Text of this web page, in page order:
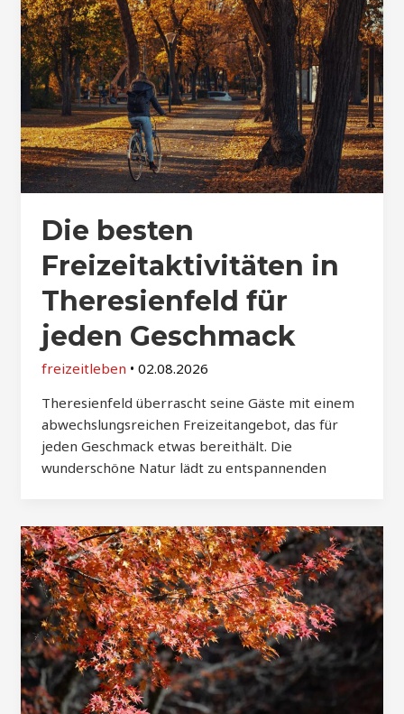
Die besten
Freizeitaktivitäten in
Theresienfeld für
jeden Geschmack
freizeitleben • 02.08.2026
Theresienfeld überrascht seine Gäste mit einem
abwechslungsreichen Freizeitangebot, das für
jeden Geschmack etwas bereithält. Die
wunderschöne Natur lädt zu entspannenden